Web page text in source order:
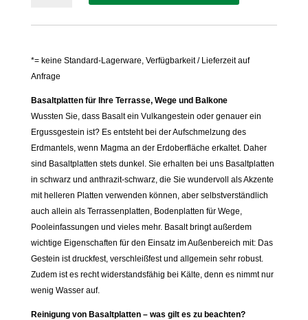
China
*= keine Standard-Lagerware, Verfügbarkeit / Lieferzeit auf
Anfrage
Basaltplatten für Ihre Terrasse, Wege und Balkone
Wussten Sie, dass Basalt ein Vulkangestein oder genauer ein
Ergussgestein ist? Es entsteht bei der Aufschmelzung des
Erdmantels, wenn Magma an der Erdoberfläche erkaltet. Daher
sind Basaltplatten stets dunkel. Sie erhalten bei uns Basaltplatten
in schwarz und anthrazit-schwarz, die Sie wundervoll als Akzente
mit helleren Platten verwenden können, aber selbstverständlich
auch allein als Terrassenplatten, Bodenplatten für Wege,
Pooleinfassungen und vieles mehr. Basalt bringt außerdem
wichtige Eigenschaften für den Einsatz im Außenbereich mit: Das
Gestein ist druckfest, verschleißfest und allgemein sehr robust.
Zudem ist es recht widerstandsfähig bei Kälte, denn es nimmt nur
wenig Wasser auf.
Reinigung von Basaltplatten – was gilt es zu beachten?